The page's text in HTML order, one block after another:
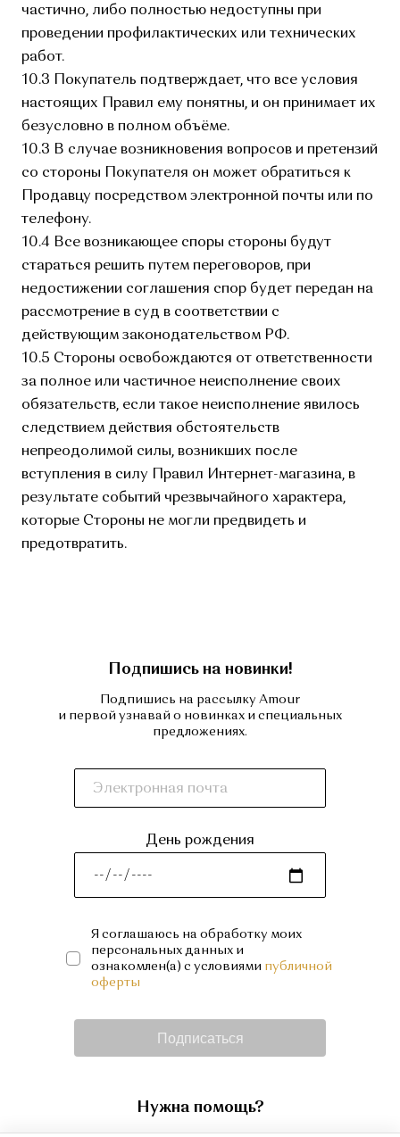
частично, либо полностью недоступны при
проведении профилактических или технических
работ.
10.3 Покупатель подтверждает, что все условия
настоящих Правил ему понятны, и он принимает их
безусловно в полном объёме.
10.3 В случае возникновения вопросов и претензий
со стороны Покупателя он может обратиться к
Продавцу посредством электронной почты или по
телефону.
10.4 Все возникающее споры стороны будут
стараться решить путем переговоров, при
недостижении соглашения спор будет передан на
рассмотрение в суд в соответствии с
действующим законодательством РФ.
10.5 Стороны освобождаются от ответственности
за полное или частичное неисполнение своих
обязательств, если такое неисполнение явилось
следствием действия обстоятельств
непреодолимой силы, возникших после
вступления в силу Правил Интернет-магазина, в
результате событий чрезвычайного характера,
которые Стороны не могли предвидеть и
предотвратить.
Подпишись на новинки!
Подпишись на рассылку Amour
и первой узнавай о новинках и специальных
предложениях.
День рождения
Я соглашаюсь на обработку моих
персональных данных и
ознакомлен(а) с условиями публичной
оферты
Подписаться
Нужна помощь?